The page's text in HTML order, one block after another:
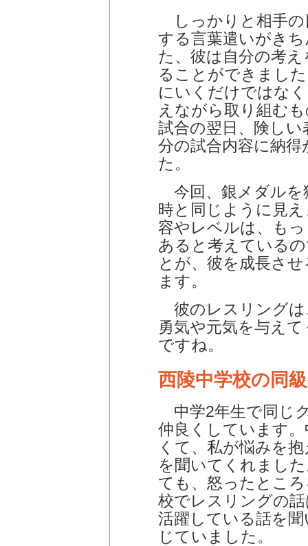
しっかりと相手の
する言葉遣いがき
た、彼は自分の考
ることができまし
にいくだけではな
えながら取り組む
試合の翌日、険し
分の試合内容に納
た。
今回、銀メダルを
時と同じように見
容やレベルは、も
あると考えている
とが、彼を成長さ
ます。
彼のレスリングは
勇気や元気を与え
ですね。
西陵中学校の同
中学2年生で同じ
仲良くしています
くて、私が悩みを
を聞いてくれまし
ても、怒ったとこ
校でレスリングの
活躍している話を
じていました。